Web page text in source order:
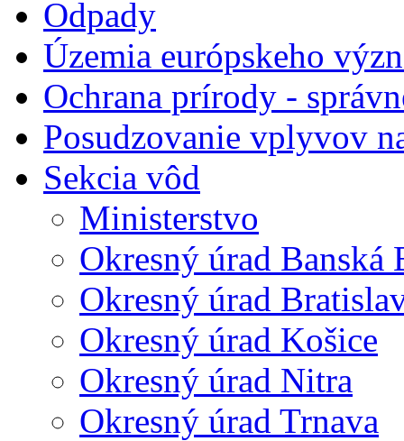
Odpady
Územia európskeho
Ochrana prírody -
Posudzovanie vplyvov
Sekcia vôd
Ministerstvo
Okresný úrad Banská
Okresný úrad
Okresný úrad Košice
Okresný úrad Nitra
Okresný úrad Trnava